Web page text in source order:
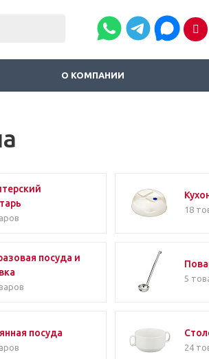
О КОМПАНИИ
18
посуда и
5
посуда
24